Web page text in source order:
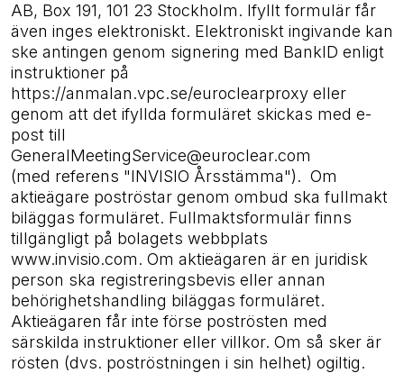
AB, Box 191, 101 23 Stockholm. Ifyllt formulär får
även inges elektroniskt. Elektroniskt ingivande kan
ske antingen genom signering med BankID enligt
instruktioner på
https://anmalan.vpc.se/euroclearproxy eller
genom att det ifyllda formuläret skickas med e-
post till
GeneralMeetingService@euroclear.com
(med referens "INVISIO Årsstämma"). Om
aktieägare poströstar genom ombud ska fullmakt
biläggas formuläret. Fullmaktsformulär finns
tillgängligt på bolagets webbplats
www.invisio.com. Om aktieägaren är en juridisk
person ska registreringsbevis eller annan
behörighetshandling biläggas formuläret.
Aktieägaren får inte förse poströsten med
särskilda instruktioner eller villkor. Om så sker är
rösten (dvs. poströstningen i sin helhet) ogiltig.